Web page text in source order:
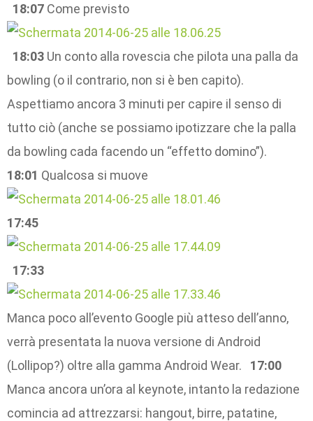
18:07 Come previsto
18:03 Un conto alla rovescia che pilota una palla da
bowling (o il contrario, non si è ben capito).
Aspettiamo ancora 3 minuti per capire il senso di
tutto ciò (anche se possiamo ipotizzare che la palla
da bowling cada facendo un “effetto domino”).
18:01 Qualcosa si muove
17:45
17:33
Manca poco all’evento Google più atteso dell’anno,
verrà presentata la nuova versione di Android
(Lollipop?) oltre alla gamma Android Wear. 17:00
Manca ancora un’ora al keynote, intanto la redazione
comincia ad attrezzarsi: hangout, birre, patatine,